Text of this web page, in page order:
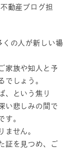
動産ブログ担
くの人が新しい場
家族や知人と予
でしょう。
、という焦り
い悲しみの間で
す。
ません。
証を見つめ、ご